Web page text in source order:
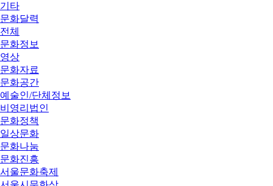
기타
문화달력
전체
문화정보
영상
문화자료
문화공간
예술인/단체정보
비영리법인
문화정책
일상문화
문화나눔
문화진흥
서울문화축제